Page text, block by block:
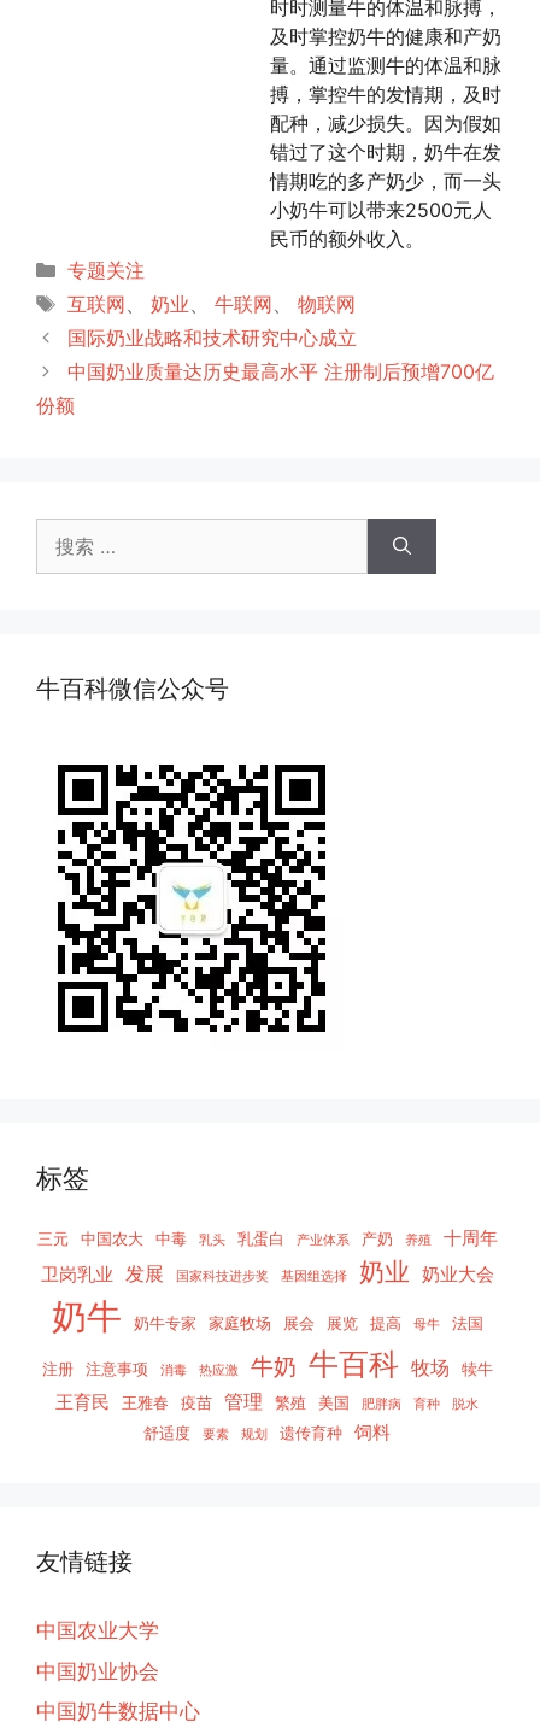
时时测量牛的体温和脉搏，
及时掌控奶牛的健康和产奶
量。通过监测牛的体温和脉
搏，掌控牛的发情期，及时
配种，减少损失。因为假如
错过了这个时期，奶牛在发
情期吃的多产奶少，而一头
小奶牛可以带来2500元人
民币的额外收入。
分
类
专题关注
标
签
互联网、 奶业、 牛联网、 物联网
国际奶业战略和技术研究中心成立
中国奶业质量达历史最高水平 注册制后预增700亿
份额
索：
牛百科微信公众号
标签
三元 中国农大 中毒 乳头 乳蛋白 产业体系 产奶 养殖
十周年
卫岗乳业 发展 国家科技进步奖 基因组选择 奶业 奶业大会
奶牛 奶牛专家 家庭牧场 展会 展览 提高 母牛 法国
注册 注意事项 消毒 热应激 牛奶 牛百科 牧场 犊牛
王育民 王雅春 疫苗 管理 繁殖 美国 肥胖病 育种 脱水
舒适度 要素 规划 遗传育种 饲料
友情链接
中国农业大学
中国奶业协会
中国奶牛数据中心